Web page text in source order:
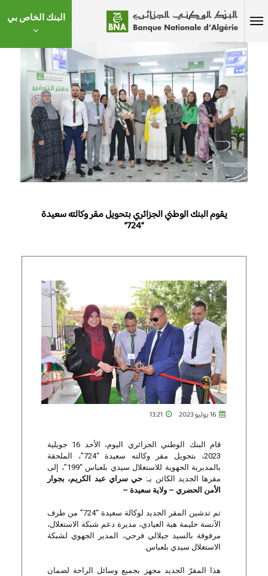
البنك الخاص بي
يقوم البنك الوطني الجزائري بتحويل مقر وكالته سعيدة
“724”
قام البنك الوطني الجزائري اليوم، الأحد 16 جويلية
2023، بتحويل مقر وكالته سعيدة “724”، الملحقة
بالمديرية الجهوية للاستغلال سيدي بلعباس “199”، إلى
مقرها الجديد الكائن بـ: حي سراي عبد الكريم، بجوار
الأمن الحضري – ولاية سعيدة –
تم تدشين المقر الجديد لوكالة سعيدة “724” من طرف
الآنسة حليمة هبة العيادي، مديرة دعم شبكة الاستغلال،
مرفوقة بالسيد جيلالي فرحي، المدير الجهوي لشبكة
الاستغلال سيدي بلعباس.
هذا المقرّ الجديد مجهز بجميع وسائل الراحة لضمان